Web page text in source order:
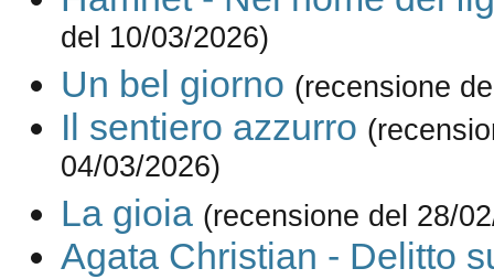
del 10/03/2026)
Un bel giorno (recensione
Il sentiero azzurro
04/03/2026)
La gioia (recensione del 28/
Agata Christian - Delitto